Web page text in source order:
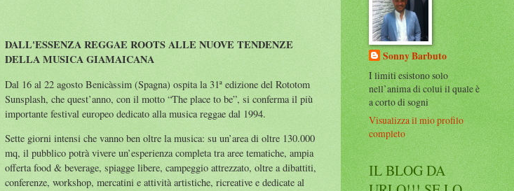
DALL'ESSENZA REGGAE ROOTS ALLE NUOVE TENDENZE
DELLA MUSICA GIAMAICANA
Dal 16 al 22 agosto Benicàssim (Spagna) ospita la 31ª edizione del Rototom
Sunsplash, che quest’anno, con il motto “The place to be”, si conferma il più
importante festival europeo dedicato alla musica reggae dal 1994.
Sette giorni intensi che vanno ben oltre la musica: su un’area di oltre 130.000
mq, il pubblico potrà vivere un’esperienza completa tra aree tematiche, ampia
offerta food & beverage, spiagge libere, campeggio attrezzato, oltre a dibattiti,
conferenze, workshop, mercatini e attività artistiche, ricreative e dedicate al
Sonny Barbuto
I limiti esistono solo
nell’anima di colui il quale è
a corto di sogni
Visualizza il mio profilo
completo
IL BLOG DA